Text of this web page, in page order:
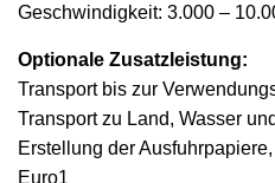
Geschwindigkeit: 3.000 –
Optionale Zusatzleistung:
Transport bis zur
Transport zu Land, Wasser
Erstellung der
Euro1